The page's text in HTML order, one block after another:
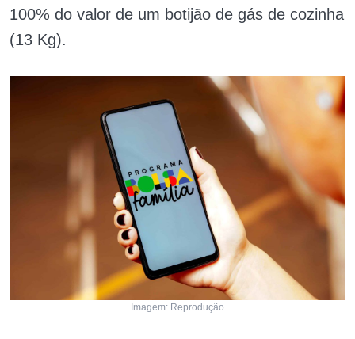
100% do valor de um botijão de gás de cozinha
(13 Kg).
Imagem: Reprodução